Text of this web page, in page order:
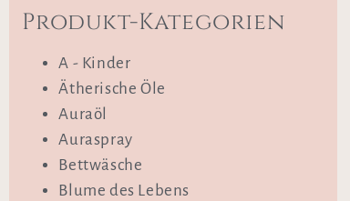
Produkt-Kategorien
A - Kinder
Ätherische Öle
Auraöl
Auraspray
Bettwäsche
Blume des Lebens